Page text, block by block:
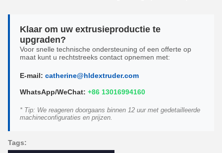
Klaar om uw extrusieproductie te
upgraden?
Voor snelle technische ondersteuning of een offerte op
maat kunt u rechtstreeks contact opnemen met:
E-mail: catherine@hldextruder.com
WhatsApp/WeChat: +86 13016994160
* Tip: We reageren doorgaans binnen 12 uur met gedetailleerde
machineconfiguraties en prijzen.
Tags: